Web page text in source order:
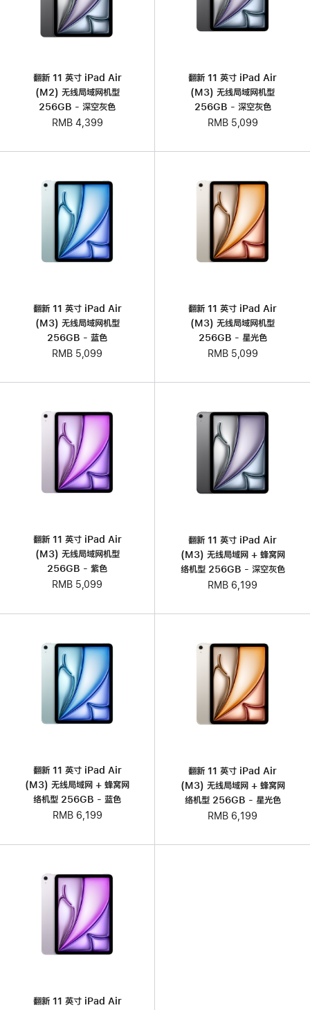
翻新 11 英寸 iPad Air
(M2) 无线局域网机型
256GB - 深空灰色
RMB 4,399
翻新 11 英寸 iPad Air
(M3) 无线局域网机型
256GB - 深空灰色
RMB 5,099
翻新 11 英寸 iPad Air
(M3) 无线局域网机型
256GB - 蓝色
RMB 5,099
翻新 11 英寸 iPad Air
(M3) 无线局域网机型
256GB - 星光色
RMB 5,099
翻新 11 英寸 iPad Air
(M3) 无线局域网机型
256GB - 紫色
RMB 5,099
翻新 11 英寸 iPad Air
(M3) 无线局域网 + 蜂窝网
络机型 256GB - 深空灰色
RMB 6,199
翻新 11 英寸 iPad Air
(M3) 无线局域网 + 蜂窝网
络机型 256GB - 蓝色
RMB 6,199
翻新 11 英寸 iPad Air
(M3) 无线局域网 + 蜂窝网
络机型 256GB - 星光色
RMB 6,199
翻新 11 英寸 iPad Air